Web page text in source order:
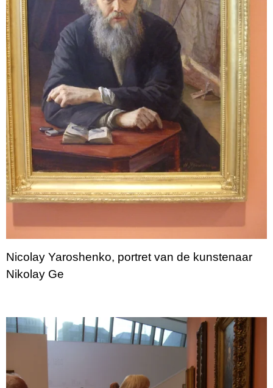
Nicolay Yaroshenko, portret van de kunstenaar
Nikolay Ge